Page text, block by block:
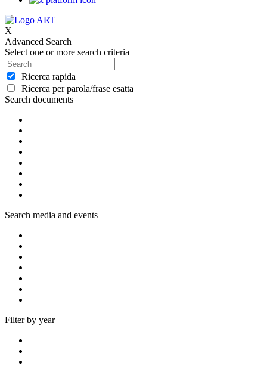
X
Advanced Search
Select one or more search criteria
Ricerca rapida
Ricerca per parola/frase esatta
Search documents
Search media and events
Filter by year